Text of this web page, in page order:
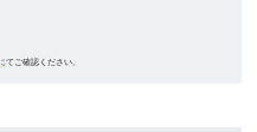
てご確認ください。